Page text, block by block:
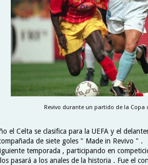
Revivo durante un partido de la Copa
el Celta se clasifica para la UEFA y el
de siete goles " Made in Revivo " .
temporada , participando en
pasará a los anales de la historia . Fue el